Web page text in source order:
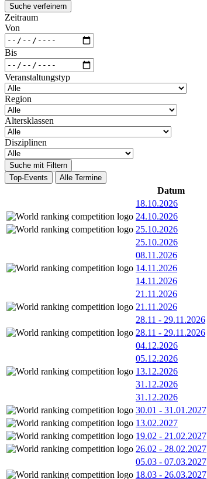
Suche verfeinern
Zeitraum
Von
Bis
Veranstaltungstyp
Region
Altersklassen
Disziplinen
Suche mit Filtern
Top-Events
Alle Termine
Datum
18.10.2026
24.10.2026
25.10.2026
25.10.2026
08.11.2026
14.11.2026
14.11.2026
21.11.2026
21.11.2026
28.11 - 29.11.2026
28.11 - 29.11.2026
04.12.2026
05.12.2026
13.12.2026
31.12.2026
31.12.2026
30.01 - 31.01.2027
13.02.2027
19.02 - 21.02.2027
26.02 - 28.02.2027
05.03 - 07.03.2027
18.03 - 26.03.2027